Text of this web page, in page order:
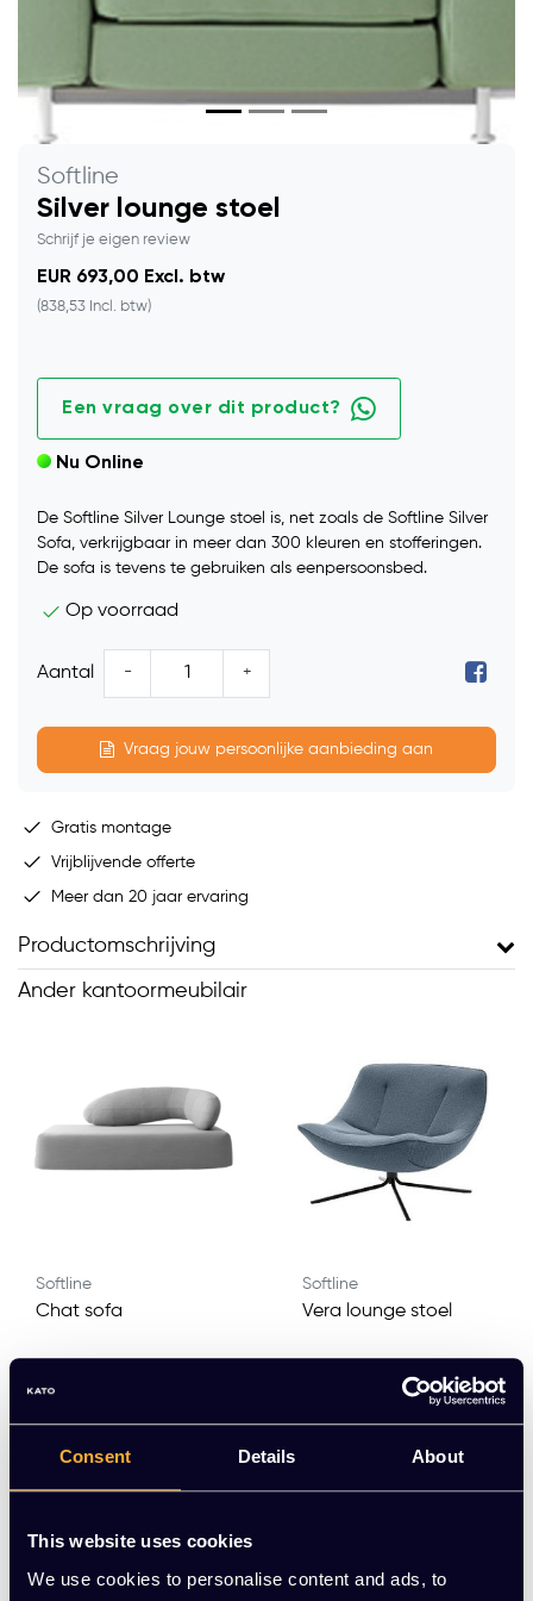
Consent Details About
This website uses cookies
We use cookies to personalise content and ads, to
Softline
Silver lounge stoel
Schrijf je eigen review
EUR 693,00 Excl. btw
(838,53 Incl. btw)
Een vraag over dit product?
Nu Online
De Softline Silver Lounge stoel is, net zoals de Softline Silver
Sofa, verkrijgbaar in meer dan 300 kleuren en stofferingen.
De sofa is tevens te gebruiken als eenpersoonsbed.
Op voorraad
Aantal - +
Vraag jouw persoonlijke aanbieding aan
Gratis montage
Vrijblijvende offerte
Meer dan 20 jaar ervaring
Productomschrijving
Ander kantoormeubilair
Softline
Chat sofa
btw
(2.567,62 Incl. btw)
Softline
Vera lounge stoel
(1.097,47 Incl. btw)
Meerdere varianten beschikbaar